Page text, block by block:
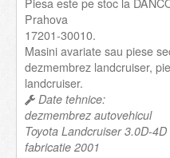
Piesa este pe stoc la
Prahova
17201-30010.
Masini avariate sau piese
dezmembrez landcruiser,
landcruiser.
Date tehnice:
dezmembrez autovehicul
Toyota Landcruiser 3.0D-
fabricatie 2001